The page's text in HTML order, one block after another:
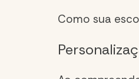
Como sua